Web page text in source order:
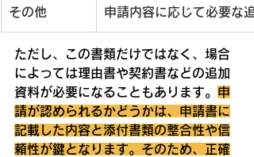
その他 申請内容に応じて必要な
ただし、この書類だけではなく、場合
によっては理由書や契約書などの追加
資料が必要になることもあります。 申
請が認められるかどうかは、申請書に
記載した内容と添付書類の整合性や信
頼性が鍵となります。そのため、正確